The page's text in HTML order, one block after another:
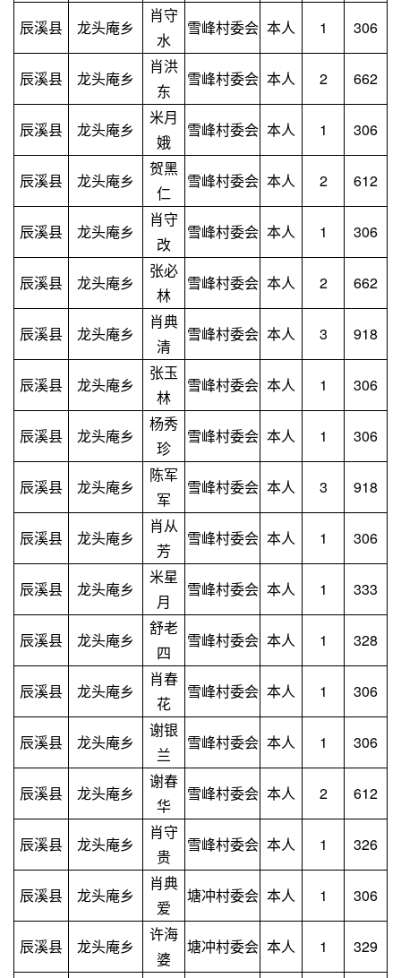
辰溪县 龙头庵乡
肖守
水
雪峰村委会 本人 1 306
辰溪县 龙头庵乡
肖洪
东
雪峰村委会 本人 2 662
辰溪县 龙头庵乡
米月
娥
雪峰村委会 本人 1 306
辰溪县 龙头庵乡
贺黑
仁
雪峰村委会 本人 2 612
辰溪县 龙头庵乡
肖守
改
雪峰村委会 本人 1 306
辰溪县 龙头庵乡
张必
林
雪峰村委会 本人 2 662
辰溪县 龙头庵乡
肖典
清
雪峰村委会 本人 3 918
辰溪县 龙头庵乡
张玉
林
雪峰村委会 本人 1 306
辰溪县 龙头庵乡
杨秀
珍
雪峰村委会 本人 1 306
辰溪县 龙头庵乡
陈军
军
雪峰村委会 本人 3 918
辰溪县 龙头庵乡
肖从
芳
雪峰村委会 本人 1 306
辰溪县 龙头庵乡
米星
月
雪峰村委会 本人 1 333
辰溪县 龙头庵乡
舒老
四
雪峰村委会 本人 1 328
辰溪县 龙头庵乡
肖春
花
雪峰村委会 本人 1 306
辰溪县 龙头庵乡
谢银
兰
雪峰村委会 本人 1 306
辰溪县 龙头庵乡
谢春
华
雪峰村委会 本人 2 612
辰溪县 龙头庵乡
肖守
贵
雪峰村委会 本人 1 326
辰溪县 龙头庵乡
肖典
爱
塘冲村委会 本人 1 306
辰溪县 龙头庵乡
许海
婆
塘冲村委会 本人 1
329